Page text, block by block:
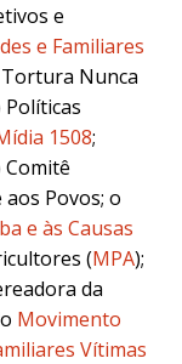
e
e Familiares
Nunca
1508;
Povos; o
e às Causas
(MPA);
da
Movimento
Vítimas